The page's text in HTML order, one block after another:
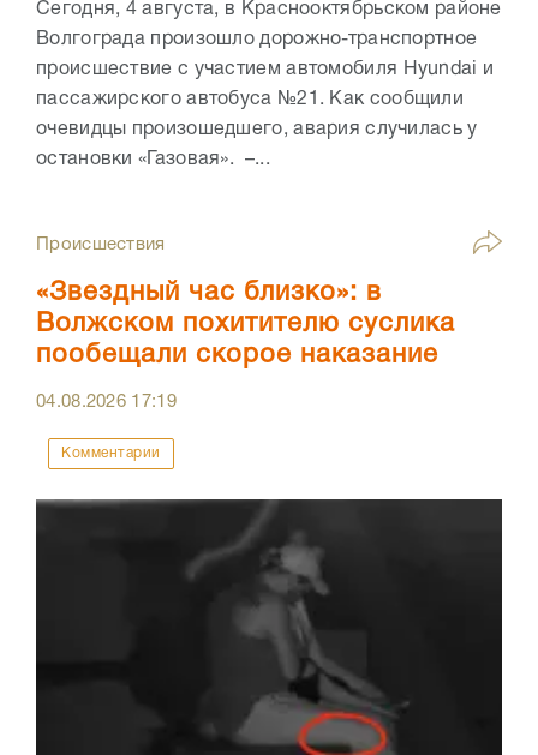
Сегодня, 4 августа, в Краснооктябрьском районе
Волгограда произошло дорожно-транспортное
происшествие с участием автомобиля Hyundai и
пассажирского автобуса №21. Как сообщили
очевидцы произошедшего, авария случилась у
остановки «Газовая». –...
Происшествия
«Звездный час близко»: в
Волжском похитителю суслика
пообещали скорое наказание
04.08.2026 17:19
Комментарии